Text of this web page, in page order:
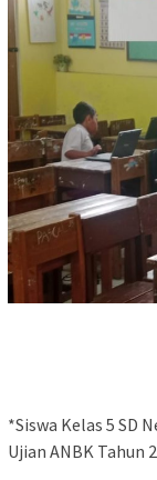
*Siswa Kelas 5 SD
Ujian ANBK Tahun